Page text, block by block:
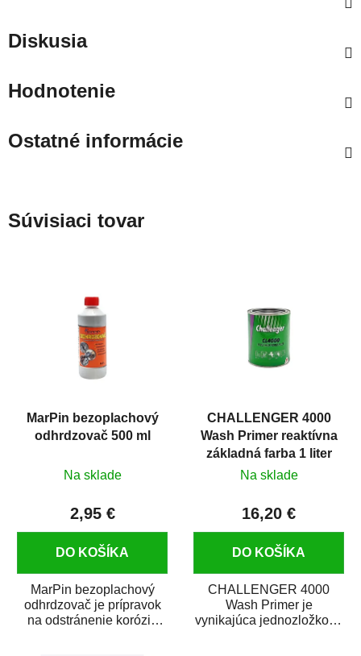
Diskusia
Hodnotenie
Ostatné informácie
Súvisiaci tovar
MarPin bezoplachový
odhrdzovač 500 ml
Na sklade
2,95 €
DO KOŠÍKA
MarPin bezoplachový
odhrdzovač je prípravok
na odstránenie korózie
CHALLENGER 4000
Wash Primer reaktívna
základná farba 1 liter
Na sklade
16,20 €
DO KOŠÍKA
CHALLENGER 4000
Wash Primer je
vynikajúca jednozložková